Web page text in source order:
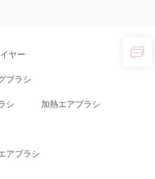
ヤー
ブラシ
シ 加熱エアブラシ
アブラシ